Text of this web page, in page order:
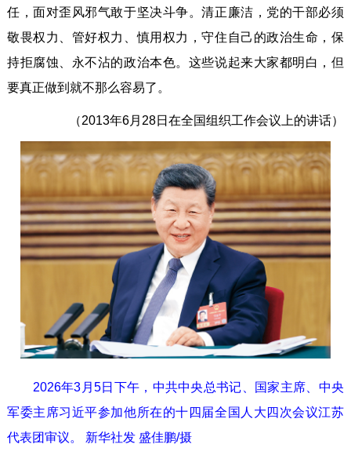
任，面对歪风邪气敢于坚决斗争。清正廉洁，党的干部必须
敬畏权力、管好权力、慎用权力，守住自己的政治生命，保
持拒腐蚀、永不沾的政治本色。这些说起来大家都明白，但
要真正做到就不那么容易了。
（2013年6月28日在全国组织工作会议上的讲话）
2026年3月5日下午，中共中央总书记、国家主席、中央
军委主席习近平参加他所在的十四届全国人大四次会议江苏
代表团审议。 新华社发 盛佳鹏/摄